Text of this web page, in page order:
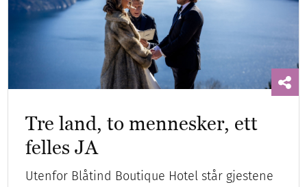
Tre land, to mennesker, ett
felles JA
Utenfor Blåtind Boutique Hotel står gjestene